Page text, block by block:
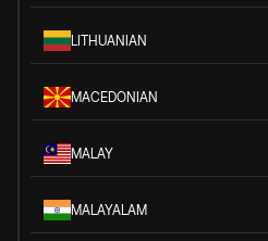
LITHUANIAN
MACEDONIAN
MALAY
MALAYALAM